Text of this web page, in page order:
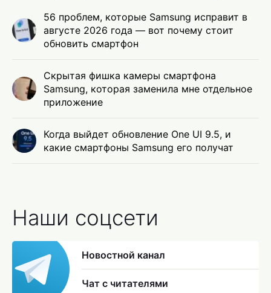
56 проблем, которые Samsung исправит в
августе 2026 года — вот почему стоит
обновить смартфон
Скрытая фишка камеры смартфона
Samsung, которая заменила мне отдельное
приложение
Когда выйдет обновление One UI 9.5, и
какие смартфоны Samsung его получат
Наши соцсети
Новостной канал
Чат с читателями